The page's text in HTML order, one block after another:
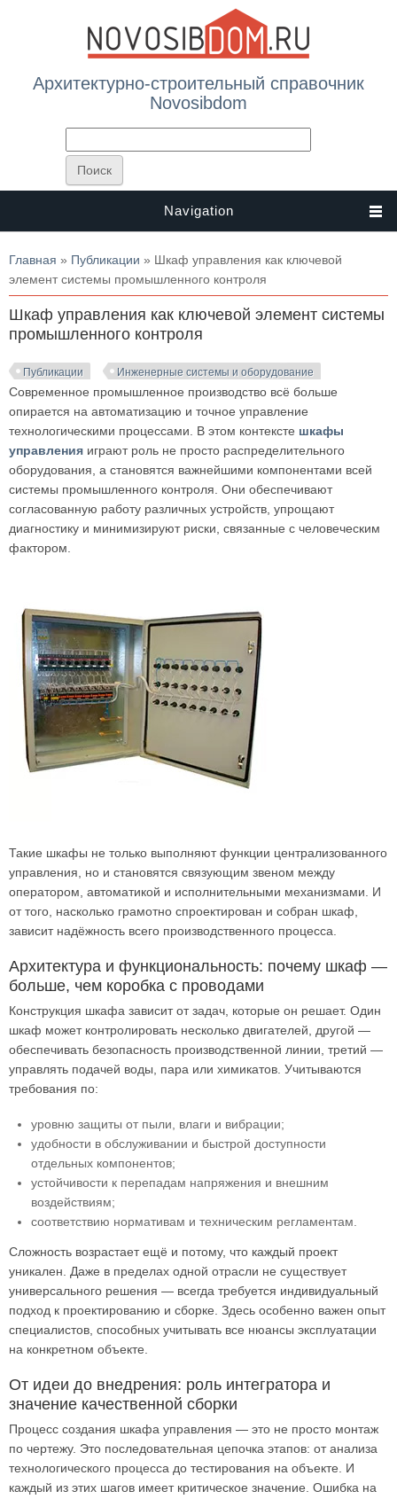
Архитектурно-строительный справочник
Novosibdom
Navigation
Вы здесь
Главная » Публикации » Шкаф управления как ключевой
элемент системы промышленного контроля
Шкаф управления как ключевой элемент системы
промышленного контроля
Публикации Инженерные системы и оборудование
Современное промышленное производство всё больше
опирается на автоматизацию и точное управление
технологическими процессами. В этом контексте шкафы
управления играют роль не просто распределительного
оборудования, а становятся важнейшими компонентами всей
системы промышленного контроля. Они обеспечивают
согласованную работу различных устройств, упрощают
диагностику и минимизируют риски, связанные с человеческим
фактором.
Такие шкафы не только выполняют функции централизованного
управления, но и становятся связующим звеном между
оператором, автоматикой и исполнительными механизмами. И
от того, насколько грамотно спроектирован и собран шкаф,
зависит надёжность всего производственного процесса.
Архитектура и функциональность: почему шкаф —
больше, чем коробка с проводами
Конструкция шкафа зависит от задач, которые он решает. Один
шкаф может контролировать несколько двигателей, другой —
обеспечивать безопасность производственной линии, третий —
управлять подачей воды, пара или химикатов. Учитываются
требования по:
уровню защиты от пыли, влаги и вибрации;
удобности в обслуживании и быстрой доступности
отдельных компонентов;
устойчивости к перепадам напряжения и внешним
воздействиям;
соответствию нормативам и техническим регламентам.
Сложность возрастает ещё и потому, что каждый проект
уникален. Даже в пределах одной отрасли не существует
универсального решения — всегда требуется индивидуальный
подход к проектированию и сборке. Здесь особенно важен опыт
специалистов, способных учитывать все нюансы эксплуатации
на конкретном объекте.
От идеи до внедрения: роль интегратора и
значение качественной сборки
Процесс создания шкафа управления — это не просто монтаж
по чертежу. Это последовательная цепочка этапов: от анализа
технологического процесса до тестирования на объекте. И
каждый из этих шагов имеет критическое значение. Ошибка на